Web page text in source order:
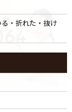
・折れた・抜け